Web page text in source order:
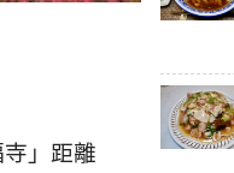
寺」距離